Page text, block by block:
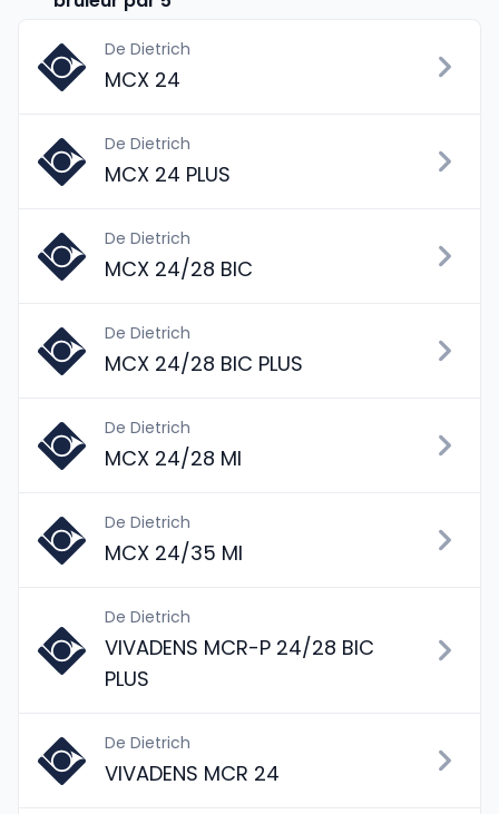
De Dietrich
MCX 24
De Dietrich
MCX 24 PLUS
De Dietrich
MCX 24/28 BIC
De Dietrich
MCX 24/28 BIC PLUS
De Dietrich
MCX 24/28 MI
De Dietrich
MCX 24/35 MI
De Dietrich
VIVADENS MCR-P 24/28 BIC
PLUS
De Dietrich
VIVADENS MCR 24